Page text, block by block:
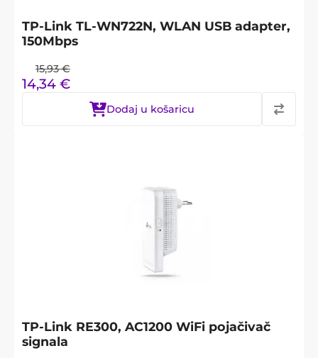
TP-Link TL-WN722N, WLAN USB adapter,
150Mbps
15,93 €
14,34 €
Dodaj u košaricu
TP-Link RE300, AC1200 WiFi pojačivač
signala